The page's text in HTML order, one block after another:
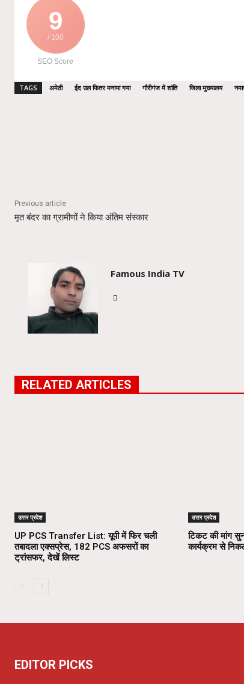
9
/ 100
SEO Score
TAGS अमेठी ईद उल फितर मनाया गया गौरीगंज में शांति जिला मुख्यालय
Previous article
मृत बंदर का ग्रामीणों ने किया अंतिम संस्कार
Famous India TV
RELATED ARTICLES
उत्तर प्रदेश
UP PCS Transfer List: यूपी में फिर चली
तबादला एक्सप्रेस, 182 PCS अफसरों का
ट्रांसफर, देखें लिस्ट
उत्तर प्रदेश
टिकट की मांग
कार्यक्रम से
EDITOR PICKS